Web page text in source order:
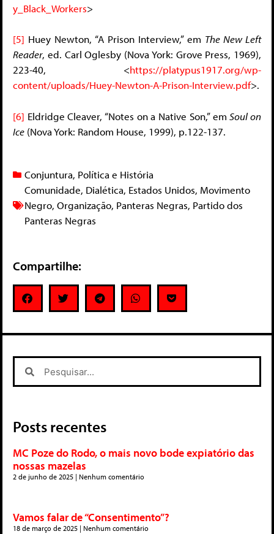
y_Black_Workers>
[5] Huey Newton, “A Prison Interview,” em The New Left
Reader, ed. Carl Oglesby (Nova York: Grove Press, 1969),
223-40, <https://platypus1917.org/wp-
content/uploads/Huey-Newton-A-Prison-Interview.pdf>.
[6] Eldridge Cleaver, “Notes on a Native Son,” emSoul on
Ice (Nova York: Random House, 1999), p.122-137.
Conjuntura, Política e História
Comunidade, Dialética, Estados Unidos, Movimento
Negro, Organização, Panteras Negras, Partido dos
Panteras Negras
Compartilhe:
Posts recentes
MC Poze do Rodo, o mais novo bode expiatório das
nossas mazelas
2 de junho de 2025 Nenhum comentário
Vamos falar de “Consentimento”?
18 de março de 2025 Nenhum comentário